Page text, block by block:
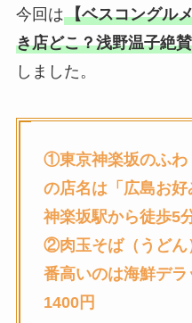
今回は【ベスコングル
き店どこ？浅野温子絶
しました。
①東京神楽坂のふわ
の店名は「広島お
神楽坂駅から徒歩5
②肉玉そば（うどん
番高いのは海鮮デラ
1400円